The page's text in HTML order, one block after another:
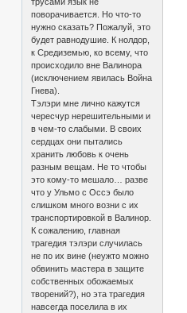
поворачивается. Но что-то
нужно сказать? Пожалуй, это
будет равнодушие. К нолдор,
к Средиземью, ко всему, что
происходило вне Валинора
(исключением явилась Война
Гнева).
Тэлэри мне лично кажутся
чересчур нерешительными и
в чем-то слабыми. В своих
сердцах они пытались
хранить любовь к очень
разным вещам. Не то чтобы
это кому-то мешало… разве
что у Ульмо с Оссэ было
слишком много возни с их
транспортировкой в Валинор.
К сожалению, главная
трагедия тэлэри случилась
не по их вине (неужто можно
обвинить мастера в защите
собственных обожаемых
творений?), но эта трагедия
навсегда поселила в их